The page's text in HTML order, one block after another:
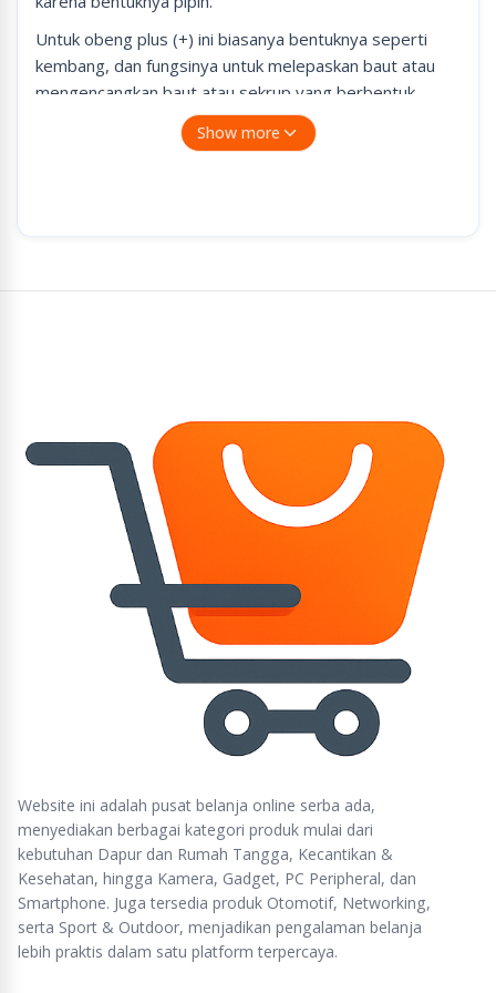
Untuk obeng plus (+) ini biasanya bentuknya seperti
kembang, dan fungsinya untuk melepaskan baut atau
mengencangkan baut atau sekrup yang berbentuk
seperti kembang. Seiring dengan berkembangnya
teknologi, saat ini obeng atau screwdriver ada yang
Show more
Website ini adalah pusat belanja online serba ada,
menyediakan berbagai kategori produk mulai dari
kebutuhan Dapur dan Rumah Tangga, Kecantikan &
Kesehatan, hingga Kamera, Gadget, PC Peripheral, dan
Smartphone. Juga tersedia produk Otomotif, Networking,
serta Sport & Outdoor, menjadikan pengalaman belanja
lebih praktis dalam satu platform terpercaya.